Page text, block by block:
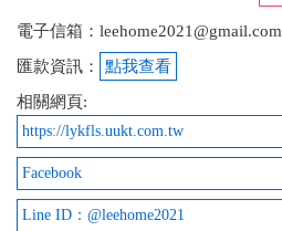
電子信箱：leehome2021@gmail.com
匯款資訊：
點我查看
相關網頁:
https://lykfls.uukt.com.tw
Facebook
Line ID：@leehome2021